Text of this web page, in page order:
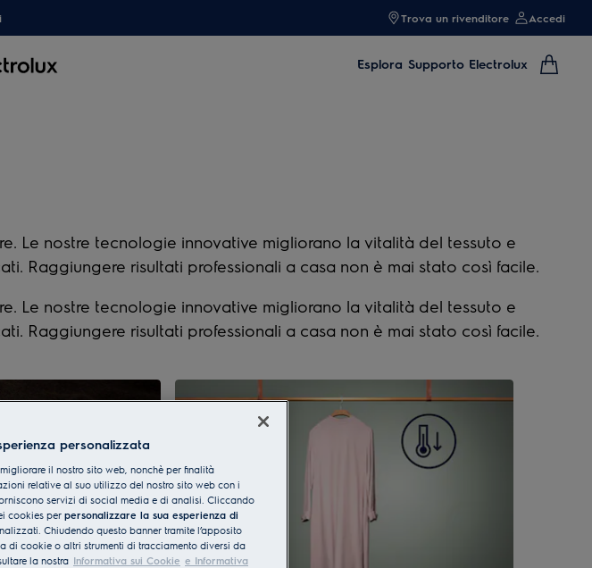
Trova un rivenditore Accedi
Esplora Supporto Electrolux
Le nostre tecnologie innovative migliorano la vitalità del tessuto e
Raggiungere risultati professionali a casa non è mai stato così facile.
Le nostre tecnologie innovative migliorano la vitalità del tessuto e
Raggiungere risultati professionali a casa non è mai stato così facile.
personalizzata
il nostro sito web, nonchè per finalità
relative al suo utilizzo del nostro sito web con i
servizi di social media e di analisi. Cliccando
cookies per personalizzare la sua esperienza di
Chiudendo questo banner tramite l’apposito
di cookie o altri strumenti di tracciamento diversi da
la nostra Informativa sui Cookie e Informativa